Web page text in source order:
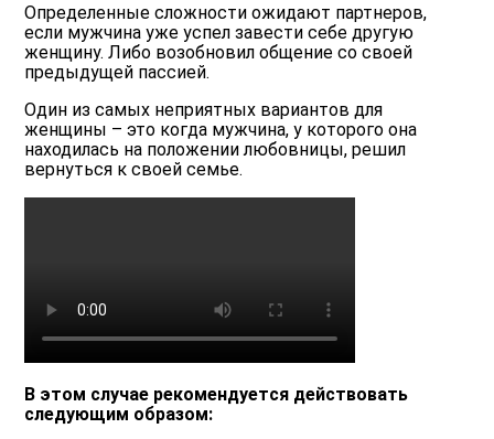
Определенные сложности ожидают партнеров,
если мужчина уже успел завести себе другую
женщину. Либо возобновил общение со своей
предыдущей пассией.
Один из самых неприятных вариантов для
женщины – это когда мужчина, у которого она
находилась на положении любовницы, решил
вернуться к своей семье.
В этом случае рекомендуется действовать
следующим образом: